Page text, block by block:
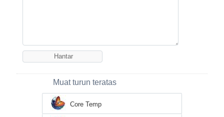
Muat turun teratas
Core Temp